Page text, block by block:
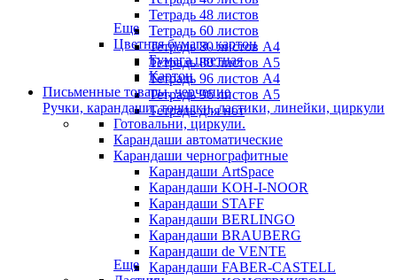
Тетрадь 48 листов
Тетрадь 60 листов
Тетрадь 80 листов А4
Тетрадь 80 листов А5
Тетрадь 96 листов А4
Тетрадь 96 листов А5
Тетрадь для нот
Еще
Цветная бумага, картон
Бумага цветная
Картон
Письменные товары, черчение
Ручки, карандаши, точилки, ластики, линейки, циркули
Готовальни, циркули.
Карандаши автоматические
Карандаши чернографитные
Карандаши ArtSpace
Карандаши KOH-I-NOOR
Карандаши STAFF
Карандаши BERLINGO
Карандаши BRAUBERG
Карандаши de VENTE
Карандаши FABER-CASTELL
Еще